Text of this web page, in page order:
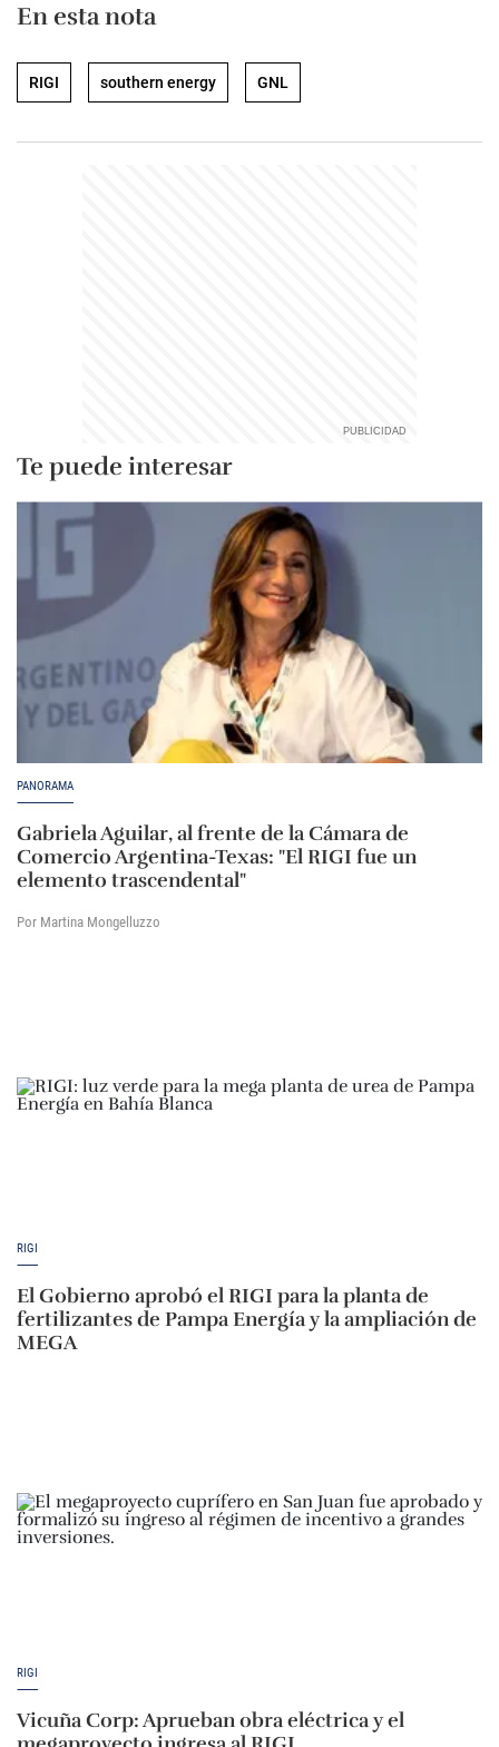
En esta nota
RIGI southern energy GNL
Te puede interesar
PANORAMA
Gabriela Aguilar, al frente de la Cámara de
Comercio Argentina-Texas: "El RIGI fue un
elemento trascendental"
Por Martina Mongelluzzo
RIGI
El Gobierno aprobó el RIGI para la planta de
fertilizantes de Pampa Energía y la ampliación de
MEGA
RIGI
Vicuña Corp: Aprueban obra eléctrica y el